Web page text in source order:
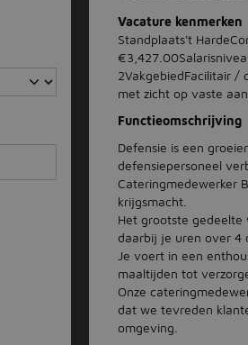
Vacature kenmerken
Standplaats't
2VakgebiedFacilitair /
met zicht op vaste
Functieomschrijving
Defensie is een
defensiepersoneel
Cateringmedewerker
krijgsmacht.
Het grootste
daarbij je uren over 4
Je voert in een
maaltijden tot
Onze
dat we tevreden
omgeving.